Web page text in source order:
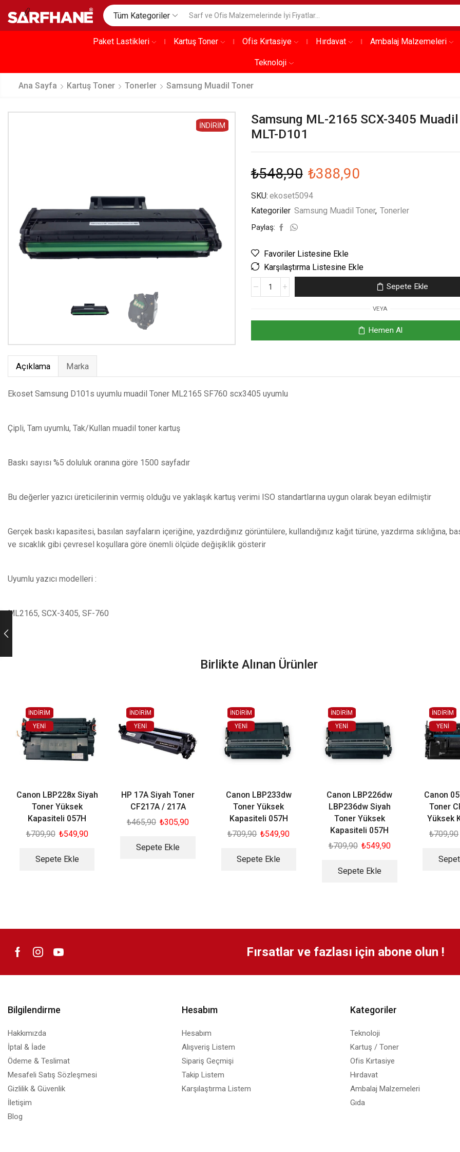
Tüm Kategoriler
Paket Lastikleri Kartuş Toner Ofis Kırtasiye Hırdavat Ambalaj Malzemeleri
Teknoloji
Ana Sayfa Kartuş Toner Tonerler Samsung Muadil Toner
İNDIRIM
Samsung ML-2165 SCX-3405 Muadil
MLT-D101
₺548,90 ₺388,90
SKU: ekoset5094
Kategoriler Samsung Muadil Toner, Tonerler
Paylaş:
Favoriler Listesine Ekle
Karşılaştırma Listesine Ekle
Sepete Ekle
VEYA
Hemen Al
Açıklama Marka
Ekoset Samsung D101s uyumlu muadil Toner ML2165 SF760 scx3405 uyumlu
Çipli, Tam uyumlu, Tak/Kullan muadil toner kartuş
Baskı sayısı %5 doluluk oranına göre 1500 sayfadır
Bu değerler yazıcı üreticilerinin vermiş olduğu ve yaklaşık kartuş verimi ISO standartlarına uygun olarak beyan edilmiştir
Gerçek baskı kapasitesi, basılan sayfaların içeriğine, yazdırdığınız görüntülere, kullandığınız kağıt türüne, yazdırma sıklığına,
ve sıcaklık gibi çevresel koşullara göre önemli ölçüde değişiklik gösterir
Uyumlu yazıcı modelleri :
ML2165, SCX-3405, SF-760
Birlikte Alınan Ürünler
İNDİRİM
YENI
Canon LBP228x Siyah
Toner Yüksek
Kapasiteli 057H
₺709,90 ₺549,90
Sepete Ekle
İNDİRİM
YENI
HP 17A Siyah Toner
CF217A / 217A
₺465,90 ₺305,90
Sepete Ekle
İNDİRİM
YENI
Canon LBP233dw
Toner Yüksek
Kapasiteli 057H
₺709,90 ₺549,90
Sepete Ekle
İNDİRİM
YENI
Canon LBP226dw
LBP236dw Siyah
Toner Yüksek
Kapasiteli 057H
₺709,90 ₺549,90
Sepete Ekle
İNDİRİM
YENI
Canon
Toner
Yüksek
₺709,90
Fırsatlar ve fazlası için abone olun !
Bilgilendirme
Hakkımızda
İptal & İade
Ödeme & Teslimat
Mesafeli Satış Sözleşmesi
Gizlilik & Güvenlik
İletişim
Blog
Hesabım
Hesabım
Alışveriş Listem
Sipariş Geçmişi
Takip Listem
Karşılaştırma Listem
Kategoriler
Teknoloji
Kartuş / Toner
Ofis Kırtasiye
Hırdavat
Ambalaj Malzemeleri
Gıda